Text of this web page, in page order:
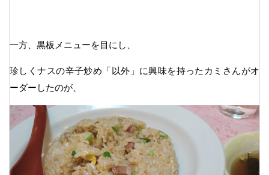
一方、黒板メニューを目にし、
珍しくナスの辛子炒め「以外」に興味を持ったカミさんがオ
ーダーしたのが、